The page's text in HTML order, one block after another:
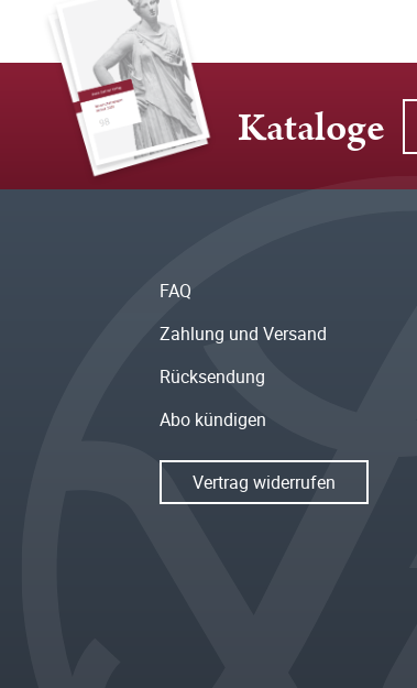
Kataloge
FAQ
Zahlung und Versand
Rücksendung
Abo kündigen
Vertrag widerrufen